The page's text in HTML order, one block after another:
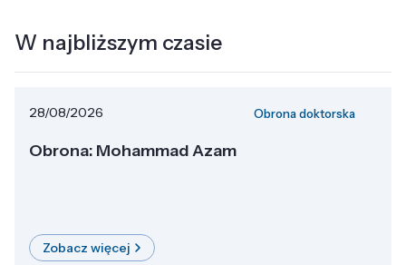
W najbliższym czasie
28/08/2026 Obrona doktorska
Obrona: Mohammad Azam
Zobacz więcej